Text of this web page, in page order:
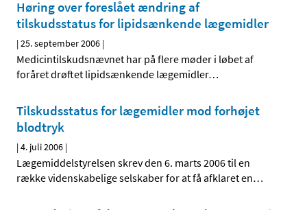
Høring over foreslået ændring af
tilskudsstatus for lipidsænkende lægemidler
|25. september 2006 |
Medicintilskudsnævnet har på flere møder i løbet af
foråret drøftet lipidsænkende lægemidler…
Tilskudsstatus for lægemidler mod forhøjet
blodtryk
|4. juli 2006 |
Lægemiddelstyrelsen skrev den 6. marts 2006 til en
række videnskabelige selskaber for at få afklaret en…